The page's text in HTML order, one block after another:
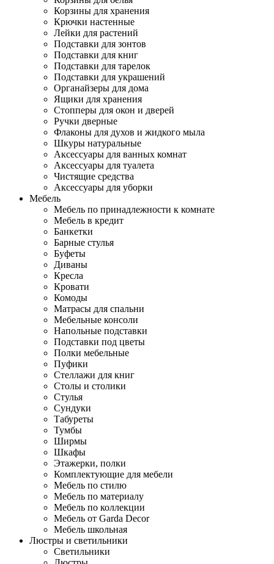
Корзины для хранения
Крючки настенные
Лейки для растений
Подставки для зонтов
Подставки для книг
Подставки для тарелок
Подставки для украшений
Органайзеры для дома
Ящики для хранения
Стопперы для окон и дверей
Ручки дверные
Флаконы для духов и жидкого мыла
Шкуры натуральные
Аксессуары для ванных комнат
Аксессуары для туалета
Чистящие средства
Аксессуары для уборки
Мебель
Мебель по принадлежности к комнате
Мебель в кредит
Банкетки
Барные стулья
Буфеты
Диваны
Кресла
Кровати
Комоды
Матрасы для спальни
Мебельные консоли
Напольные подставки
Подставки под цветы
Полки мебельные
Пуфики
Стеллажи для книг
Столы и столики
Стулья
Сундуки
Табуреты
Тумбы
Ширмы
Шкафы
Этажерки, полки
Комплектующие для мебели
Мебель по стилю
Мебель по материалу
Мебель по коллекции
Мебель от Garda Decor
Мебель школьная
Люстры и светильники
Светильники